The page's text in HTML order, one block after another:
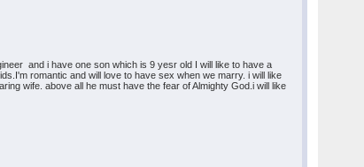
and i have one son which is 9 yesr old I will like to have a
romantic and will love to have sex when we marry. i will like
wife. above all he must have the fear of Almighty God.i will like